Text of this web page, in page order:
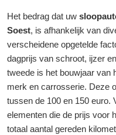
Het bedrag dat uw
Soest, is afhankelijk van
verscheidene opgetelde
dagprijs van schroot, ijzer
tweede is het bouwjaar van
merk en carrosserie. Deze
tussen de 100 en 150 euro.
elementen die de prijs voor
totaal aantal gereden